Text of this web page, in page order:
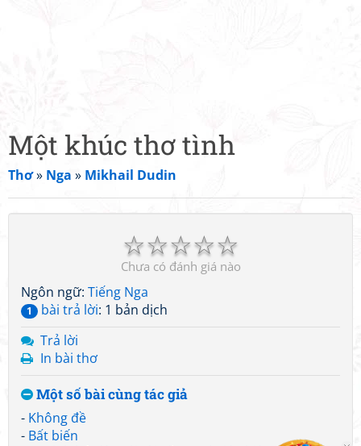
Một khúc thơ tình
Thơ» Nga » Mikhail Dudin
☆
☆
☆
☆
☆
Chưa có đánh giá nào
Ngôn ngữ: Tiếng Nga
1 bài trả lời: 1 bản dịch
Trả lời
In bài thơ
Một số bài cùng tác giả
- Không đề
- Bất biến